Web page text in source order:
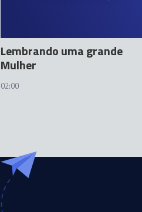
Lembrando uma grande
Mulher
02:00